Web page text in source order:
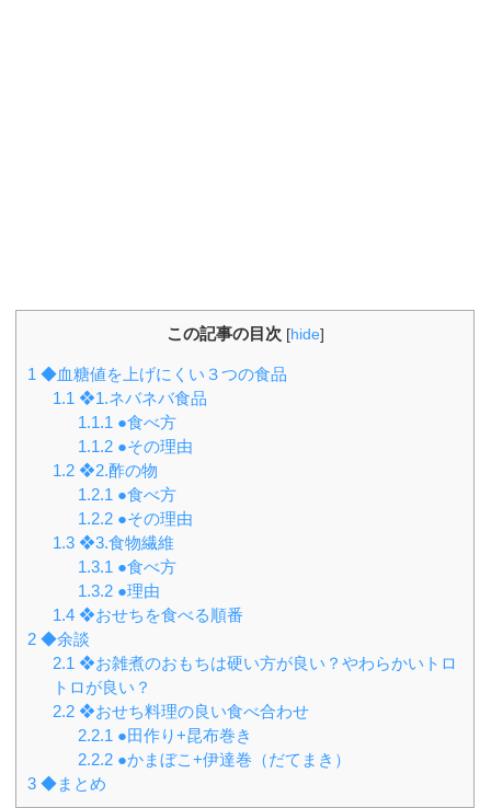
この記事の目次 [hide]
1 ◆血糖値を上げにくい３つの食品
1.1 ❖1.ネバネバ食品
1.1.1 ●食べ方
1.1.2 ●その理由
1.2 ❖2.酢の物
1.2.1 ●食べ方
1.2.2 ●その理由
1.3 ❖3.食物繊維
1.3.1 ●食べ方
1.3.2 ●理由
1.4 ❖おせちを食べる順番
2 ◆余談
2.1 ❖お雑煮のおもちは硬い方が良い？やわらかいトロ
トロが良い？
2.2 ❖おせち料理の良い食べ合わせ
2.2.1 ●田作り+昆布巻き
2.2.2 ●かまぼこ+伊達巻（だてまき）
3 ◆まとめ